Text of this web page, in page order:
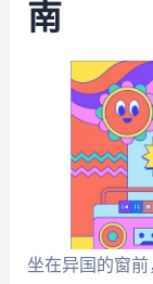
南
坐在异国的窗